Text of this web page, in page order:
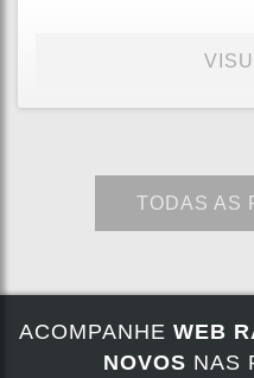
TODAS AS
ACOMPANHE WEB
NOVOS NAS